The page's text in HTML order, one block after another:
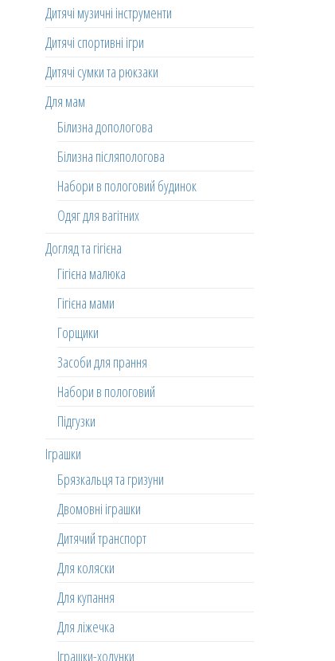
Дитячі музичні інструменти
Дитячі спортивні ігри
Дитячі сумки та рюкзаки
Для мам
Білизна допологова
Білизна післяпологова
Набори в пологовий будинок
Одяг для вагітних
Догляд та гігієна
Гігієна малюка
Гігієна мами
Горщики
Засоби для прання
Набори в пологовий
Підгузки
Іграшки
Брязкальця та гризуни
Двомовні іграшки
Дитячий транспорт
Для коляски
Для купання
Для ліжечка
Іграшки-ходунки